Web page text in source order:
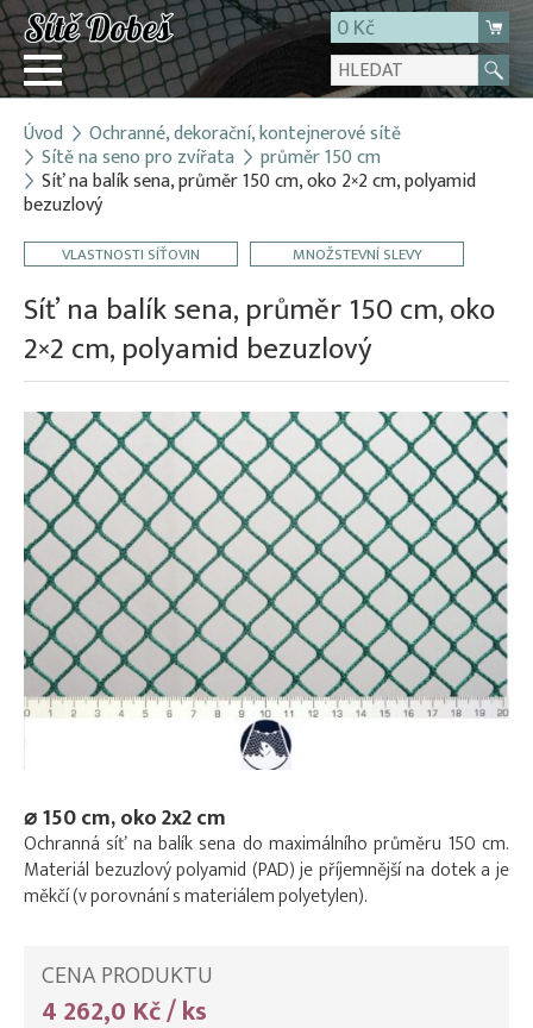
0 Kč
Přihlásit
Registrace
O firmě
Kontakt
Úvod Ochranné, dekorační, kontejnerové sítě
Sítě na seno pro zvířata průměr 150 cm
Síť na balík sena, průměr 150 cm, oko 2×2 cm, polyamid
bezuzlový
VLASTNOSTI SÍŤOVIN MNOŽSTEVNÍ SLEVY
Síť na balík sena, průměr 150 cm, oko
2×2 cm, polyamid bezuzlový
⌀ 150 cm, oko 2x2 cm
Ochranná síť na balík sena do maximálního průměru 150 cm.
Materiál bezuzlový polyamid (PAD) je příjemnější na dotek a je
měkčí (v porovnání s materiálem polyetylen).
CENA PRODUKTU
4 262,0 Kč / ks